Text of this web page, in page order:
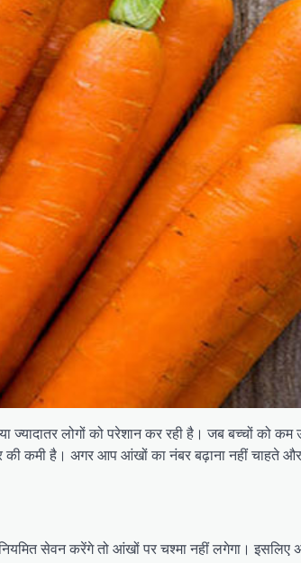
लोगों को परेशान कर रही है। जब बच्चों को कम
कमी है। अगर आप आंखों का नंबर बढ़ाना नहीं चाहते
सेवन करेंगे तो आंखों पर चश्मा नहीं लगेगा।